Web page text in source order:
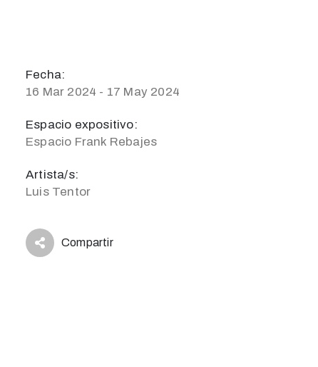
Fecha:
16 Mar 2024 - 17 May 2024
Espacio expositivo:
Espacio Frank Rebajes
Artista/s:
Luis Tentor
Compartir